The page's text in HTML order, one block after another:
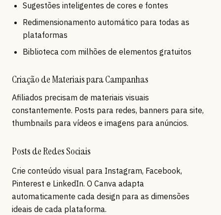
Sugestões inteligentes de cores e fontes
Redimensionamento automático para todas as
plataformas
Biblioteca com milhões de elementos gratuitos
Criação de Materiais para Campanhas
Afiliados precisam de materiais visuais
constantemente. Posts para redes, banners para site,
thumbnails para vídeos e imagens para anúncios.
Posts de Redes Sociais
Crie conteúdo visual para Instagram, Facebook,
Pinterest e LinkedIn. O Canva adapta
automaticamente cada design para as dimensões
ideais de cada plataforma.